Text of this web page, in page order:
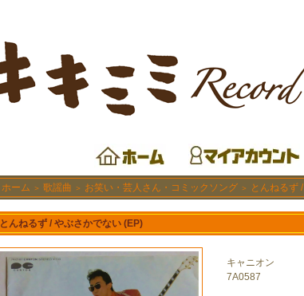
ホーム ＞ 歌謡曲 ＞ お笑い・芸人さん・コミックソング ＞ とんねるず
とんねるず / やぶさかでない (EP)
キャニオン
7A0587